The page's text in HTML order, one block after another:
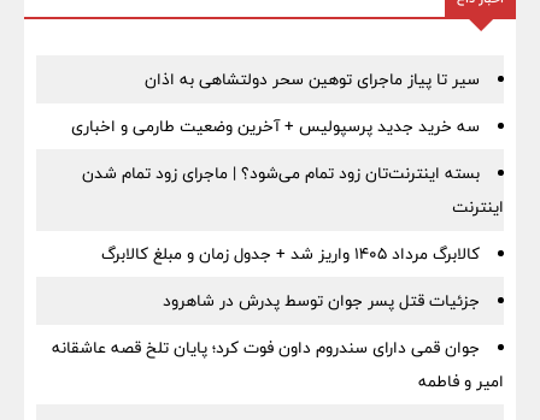
سیر تا پیاز ماجرای توهین سحر دولتشاهی به اذان
سه خرید جدید پرسپولیس + آخرین وضعیت طارمی و اخباری
بسته اینترنت‌تان زود تمام می‌شود؟ | ماجرای زود تمام شدن
اینترنت
کالابرگ مرداد ۱۴۰۵ واریز شد + جدول زمان و مبلغ کالابرگ
جزئیات قتل پسر جوان توسط پدرش در شاهرود
جوان قمی دارای سندروم داون فوت کرد؛ پایان تلخ قصه عاشقانه
امیر و فاطمه